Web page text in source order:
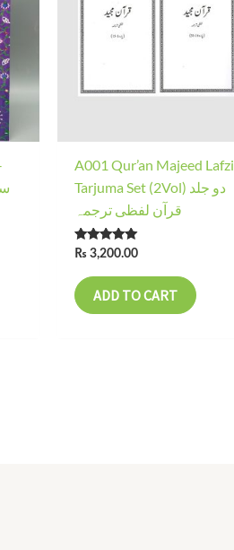
A001 Qur’an Majeed Lafzi
Tarjuma Set (2Vol) دو جلد
قرآن لفظی ترجمہ
Rated
5.00
out of 5
₨ 3,200.00
ADD TO CART